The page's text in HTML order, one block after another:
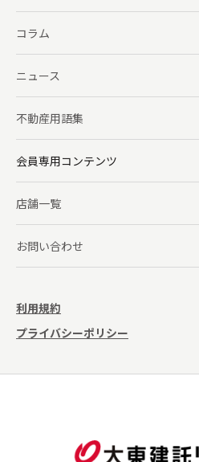
コラム
ニュース
不動産用語集
会員専用コンテンツ
店舗一覧
お問い合わせ
利用規約
プライバシーポリシー